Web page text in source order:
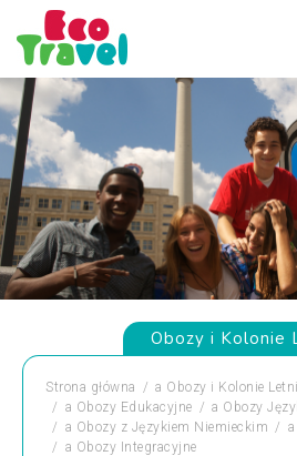
Obozy i Kolonie
Strona główna a Obozy i Kolonie
a Obozy Edukacyjne a Obozy
a Obozy z Językiem Niemieckim a
a Obozy Integracyjne